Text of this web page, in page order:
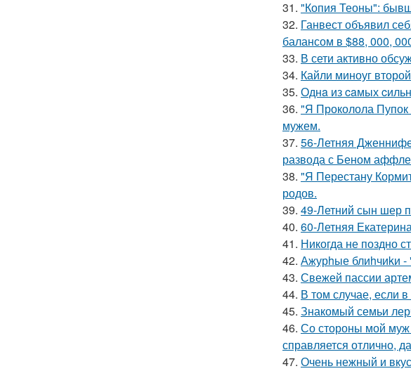
31. "Копия Теоны":
32. Ганвест объявил
балансом в $88, 000,
33. В сети активно
34. Кайли миноуг
35. Однa из caмых
36. "Я Проколола Пупок
мужем.
37. 56-Летняя
развода с Беном
38. "Я Перестану
родов.
39. 49-Летний сын шер
40. 60-Летняя
41. Никогда не поздно
42. Ажурhые блиhчиkи
43. Свежей пассии
44. В том случае, если
45. Знакомый семьи
46. Со стороны мой муж
справляется отлично,
47. Очень нежный и